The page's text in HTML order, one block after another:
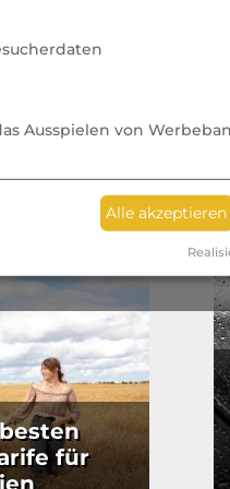
für
Ausspielen von
Alle akzeptieren